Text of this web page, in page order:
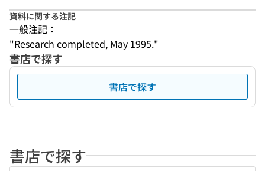
資料に関する注記
一般注記：
"Research completed, May 1995."
書店で探す
書店で探す
書店で探す